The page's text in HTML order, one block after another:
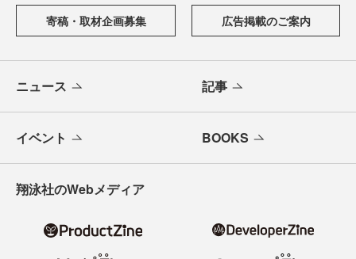
寄稿・取材企画募集 広告掲載のご案内
ニュース 記事
イベント BOOKS
翔泳社のWebメディア